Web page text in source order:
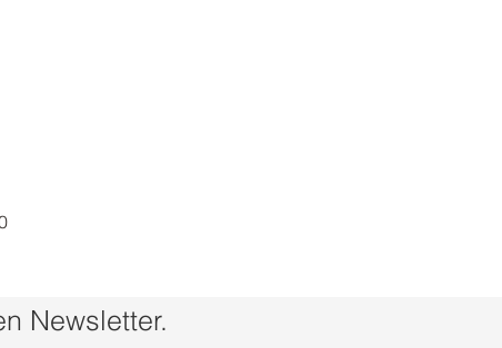
Newsletter.